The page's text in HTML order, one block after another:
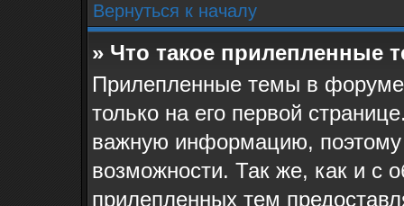
Вернуться к началу
» Что такое прилепленные
Прилепленные темы в форуме
только на его первой
важную информацию,
возможности. Так же, как и с
прилепленных тем